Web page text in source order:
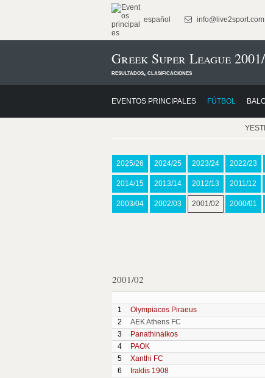
español info@live2sport.com
Greek Super League
resultados, clasificaciones
EVENTOS PRINCIPALES FÚTBOL
2025/26 2024/25 2023/24 2022/23
2014/15 2013/14 2012/13 2011/12
2003/04 2002/03 2001/02 2000/01
2001/02
1
Olympiacos Piraeus
2
AEK Athens FC
3
Panathinaikos
4
PAOK
5
Xanthi FC
6
Iraklis 1908